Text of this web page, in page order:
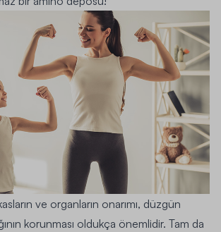
ve organların onarımı, düzgün
korunması oldukça önemlidir. Tam da